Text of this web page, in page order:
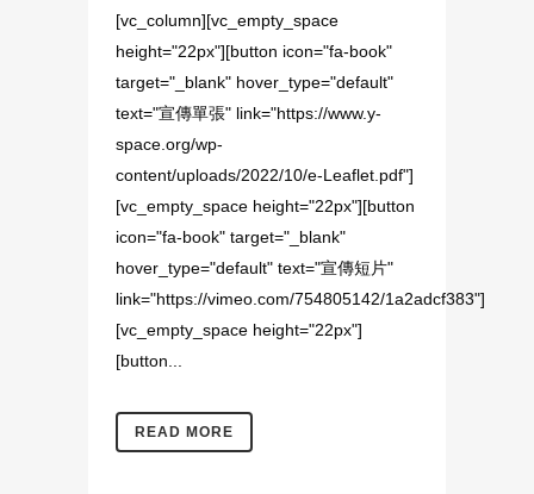
[vc_column][vc_empty_space
height="22px"][button icon="fa-book"
target="_blank" hover_type="default"
text="宣傳單張" link="https://www.y-
space.org/wp-
content/uploads/2022/10/e-Leaflet.pdf"]
[vc_empty_space height="22px"][button
icon="fa-book" target="_blank"
hover_type="default" text="宣傳短片"
link="https://vimeo.com/754805142/1a2adcf383"]
[vc_empty_space height="22px"]
[button...
READ MORE